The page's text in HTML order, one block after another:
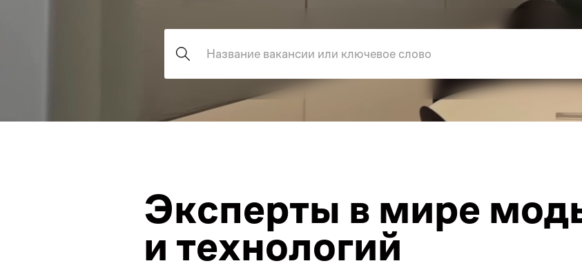
Поиск вакансий
Эксперты в мире
и технологий